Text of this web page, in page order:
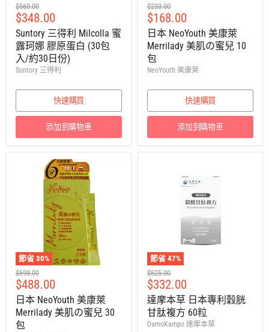
建
議
零
售
價
$560.00
售
價
$348.00
Suntory 三得利 Milcolla 蜜
露珂娜 膠原蛋白 (30包
入/約30日份)
Suntory 三得利
快速購買
添加到購物車
建
議
零
售
價
$233.00
售
價
$168.00
日本 NeoYouth 美康萊
Merrilady 美肌の蜜兒 10
包
NeoYouth 美康萊
快速購買
添加到購物車
節省 30%
建
議
零
售
價
$698.00
售
價
$488.00
日本 NeoYouth 美康萊
Merrilady 美肌の蜜兒 30
包
節省 47%
建
議
零
售
價
$625.00
售
價
$332.00
達摩本草 日本專利穀胱
甘肽複方 60粒
DamoKampo 達摩本草